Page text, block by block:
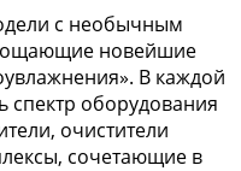
с необычным
новейшие
В каждой
спектр оборудования
очистители
сочетающие в